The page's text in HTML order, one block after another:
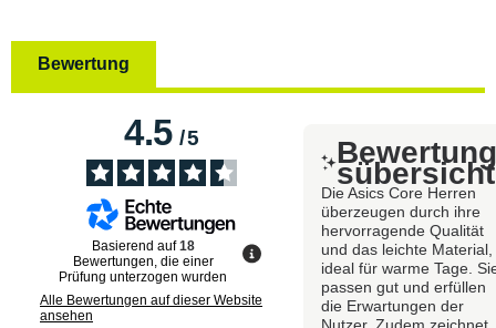
Bewertung
4.5/5
Basierend auf18
Bewertungen, die einer
Prüfung unterzogen wurden
Alle Bewertungen auf dieser Website
ansehen
sübersicht
Die Asics Core Herren
überzeugen durch ihre
hervorragende Qualität
und das leichte Material,
ideal für warme Tage.
passen gut und erfüllen
die Erwartungen der
Nutzer. Zudem zeichnet